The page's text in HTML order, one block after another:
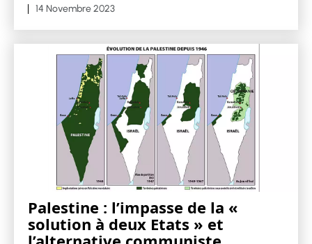
14 Novembre 2023
Palestine : l’impasse de la «
solution à deux Etats » et